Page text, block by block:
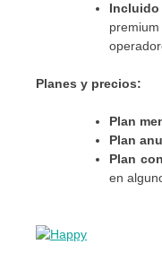
Planes y precios:
Plan
Plan
Plan
en